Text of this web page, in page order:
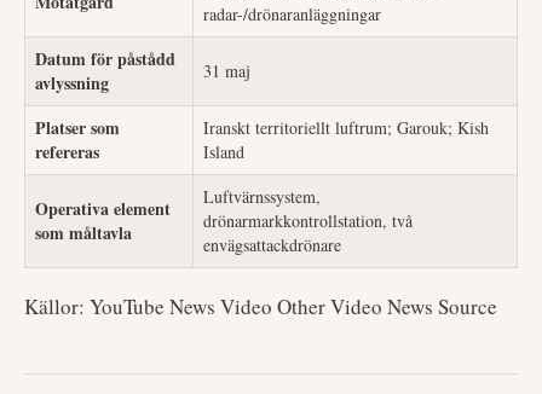
radar-/drönaranläggningar
Datum för påstådd
avlyssning
31 maj
Platser som
refereras
Iranskt territoriellt luftrum; Garouk; Kish
Island
Operativa element
som måltavla
Luftvärnssystem,
drönarmarkkontrollstation, två
envägsattackdrönare
Källor: YouTube News Video Other Video News Source